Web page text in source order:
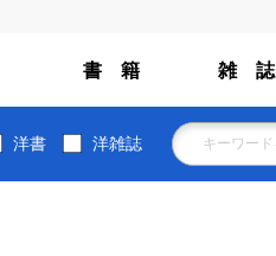
書 籍 雑 誌
洋書 洋雑誌